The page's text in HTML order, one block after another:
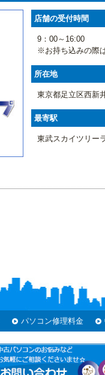
店舗の受付時間
9：00～16:00
※お持ち込みの際
所在地
東京都足立区西新
最寄駅
東武スカイツリー
パソコン修理料金